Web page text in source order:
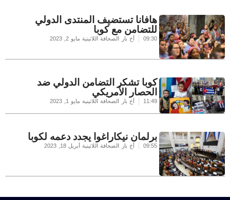
هافانا تستضيف المنتدى الدولي
للتضامن مع كوبا
09:30 أخ بار الصحافة اللاتينية مايو 2, 2023
كوبا تشكر التضامن الدولي ضد
الحصار الأمريكي
11:49 أخ بار الصحافة اللاتينية مايو 1, 2023
برلمان نيكاراغوا يجدد دعمه لكوبا
09:55 أخ بار الصحافة اللاتينية أبريل 18, 2023